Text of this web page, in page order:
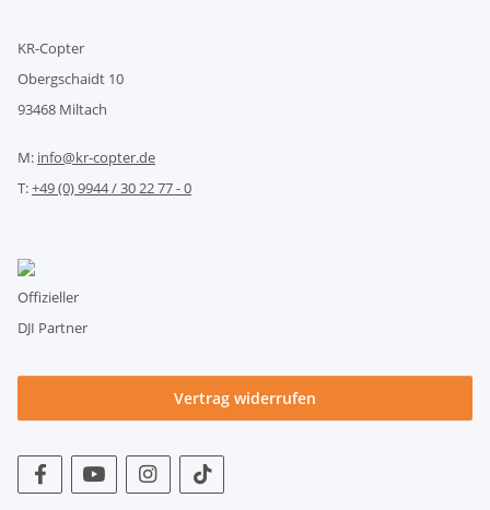
KR-Copter
Obergschaidt 10
93468 Miltach
M: info@kr-copter.de
T:+49 (0) 9944 / 30 22 77 - 0
Offizieller
DJI Partner
Vertrag widerrufen